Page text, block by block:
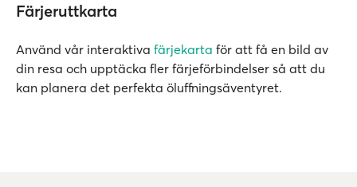
Färjeruttkarta
Använd vår interaktiva färjekarta för att få en bild av
din resa och upptäcka fler färjeförbindelser så att du
kan planera det perfekta öluffningsäventyret.